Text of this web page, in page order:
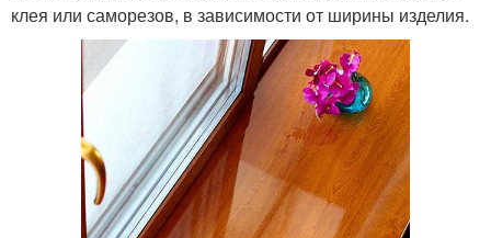
клея или саморезов, в зависимости от ширины изделия.